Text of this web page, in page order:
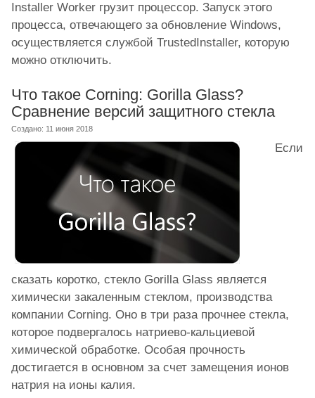
Installer Worker грузит процессор. Запуск этого
процесса, отвечающего за обновление Windows,
осуществляется службой TrustedInstaller, которую
можно отключить.
Что такое Corning: Gorilla Glass?
Сравнение версий защитного стекла
Создано: 11 июня 2018
Если
сказать коротко, стекло Gorilla Glass является
химически закаленным стеклом, производства
компании Corning. Оно в три раза прочнее стекла,
которое подвергалось натриево-кальциевой
химической обработке. Особая прочность
достигается в основном за счет замещения ионов
натрия на ионы калия.